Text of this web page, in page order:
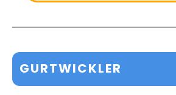
GURTWICKLER